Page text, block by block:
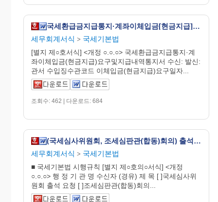
국세환급금지급통지·계좌이체입금[현금지급]요구및지급내역통지서 [국세기본법 시행규칙 서식21]
세무회계서식 > 국세기본법
[별지 제○호서식] <개정 ○.○.○> 국세환급금지급통지·계
좌이체입금(현금지급)요구및지급내역통지서 수신: 발신:
관서 수입징수관코드 이체입금(현금지급)요구일자...
조회수: 462 | 다운로드: 684
(국세심사위원회, 조세심판관(합동)회의) 출석 요청 [국세기본법 시행규칙 서식25의10]
세무회계서식 > 국세기본법
■ 국세기본법 시행규칙 [별지 제○호의○서식] <개정
○.○.○> 행 정 기 관 명 수신자 (경유) 제 목 [ ]국세심사위
원회 출석 요청 [ ]조세심판관(합동)회의...